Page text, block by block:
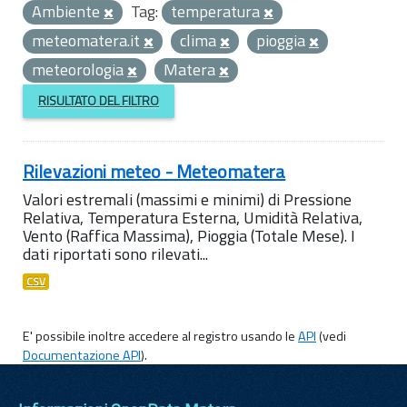
Ambiente
Tag: temperatura
meteomatera.it
clima
pioggia
meteorologia
Matera
RISULTATO DEL FILTRO
Rilevazioni meteo - Meteomatera
Valori estremali (massimi e minimi) di Pressione
Relativa, Temperatura Esterna, Umidità Relativa,
Vento (Raffica Massima), Pioggia (Totale Mese). I
dati riportati sono rilevati...
CSV
E' possibile inoltre accedere al registro usando leAPI(vedi
Documentazione API).